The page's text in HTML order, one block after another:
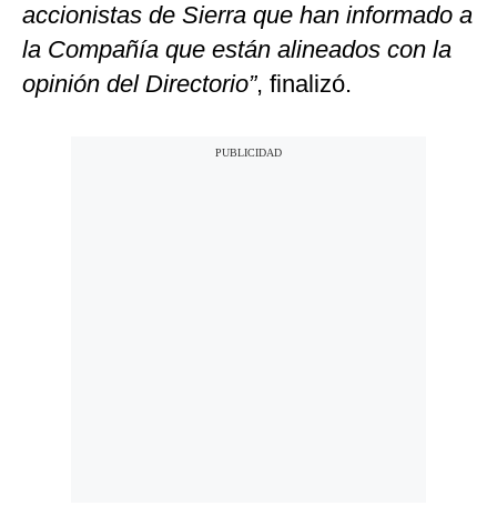
accionistas de Sierra que han informado a
la Compañía que están alineados con la
opinión del Directorio”, finalizó.